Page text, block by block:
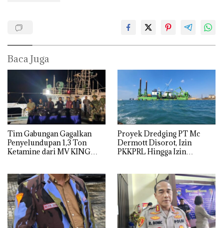
Baca Juga
Tim Gabungan Gagalkan
Penyelundupan 1,3 Ton
Ketamine dari MV KING
Proyek Dredging PT Mc
Dermott Disorot, Izin
PKKPRL Hingga Izin